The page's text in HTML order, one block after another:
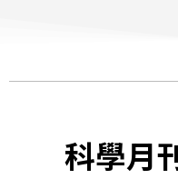
科學月